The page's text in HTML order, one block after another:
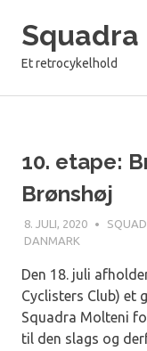
Et retrocykelhold
10. etape:
Brønshøj
8. JULI, 2020
DANMARK
Den 18. juli
Cyclisters Club) et
Squadra Molteni
til den slags og